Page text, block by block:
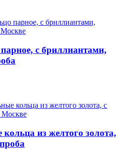
с бриллиантами,
из желтого золота,